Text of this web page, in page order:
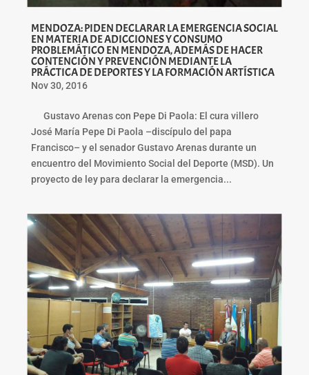
MENDOZA: PIDEN DECLARAR LA EMERGENCIA SOCIAL
EN MATERIA DE ADICCIONES Y CONSUMO
PROBLEMÁTICO EN MENDOZA, ADEMÁS DE HACER
CONTENCIÓN Y PREVENCIÓN MEDIANTE LA
PRÁCTICA DE DEPORTES Y LA FORMACIÓN ARTÍSTICA
Nov 30, 2016
Gustavo Arenas con Pepe Di Paola: El cura villero
José María Pepe Di Paola –discípulo del papa
Francisco– y el senador Gustavo Arenas durante un
encuentro del Movimiento Social del Deporte (MSD). Un
proyecto de ley para declarar la emergencia...